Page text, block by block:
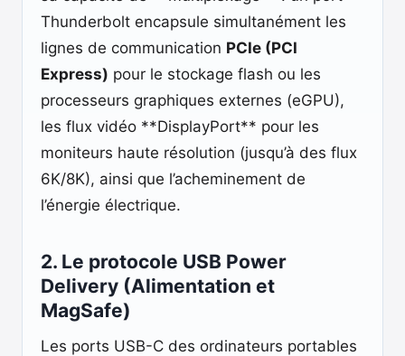
Thunderbolt encapsule simultanément les
lignes de communication PCIe (PCI
Express) pour le stockage flash ou les
processeurs graphiques externes (eGPU),
les flux vidéo **DisplayPort** pour les
moniteurs haute résolution (jusqu’à des flux
6K/8K), ainsi que l’acheminement de
l’énergie électrique.
2. Le protocole USB Power
Delivery (Alimentation et
MagSafe)
Les ports USB-C des ordinateurs portables